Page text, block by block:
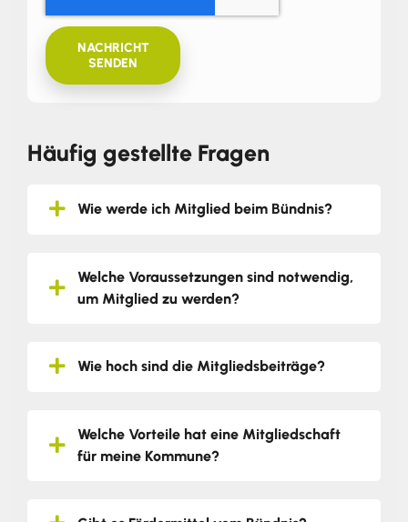
NACHRICHT
SENDEN
Häufig gestellte Fragen
Wie werde ich Mitglied beim Bündnis?
Welche Voraussetzungen sind notwendig,
um Mitglied zu werden?
Wie hoch sind die Mitgliedsbeiträge?
Welche Vorteile hat eine Mitgliedschaft
für meine Kommune?